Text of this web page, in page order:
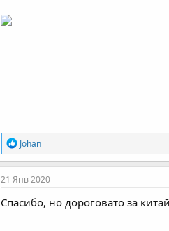
R
e
a
c
i
o
Johan
21 Янв 2020
Спасибо, но дороговато за